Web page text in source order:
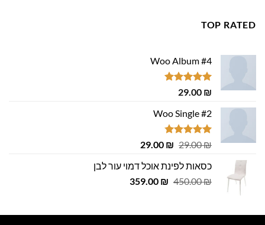
TOP RATED
Woo Album #4
דורג5.00
29.00 ₪
Woo Single #2
דורג4.75
29.00₪
המחיר
היה:
29.00 ₪.
29.00 ₪
המחיר
הוא:
29.00 ₪.
כסאות לפינת אוכל דמוי עור לבן
450.00₪
המחיר
450.00 ₪.
359.00 ₪
המחיר
359.00 ₪.